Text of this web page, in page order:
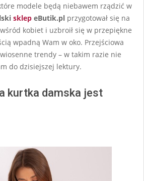
modele będą niebawem rządzić w
sklep eButik.pl przygotował się na
kobiet i uzbroił się w przepiękne
wpadną Wam w oko. Przejściowa
trendy – w takim razie nie
do dzisiejszej lektury.
kurtka damska jest